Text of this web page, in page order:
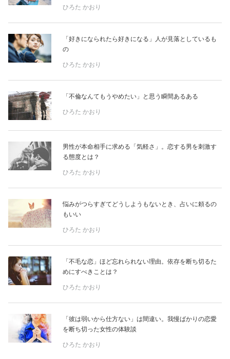
ひろた かおり
「好きになられたら好きになる」人が見落としているも
の
ひろた かおり
「不倫なんてもうやめたい」と思う瞬間あるある
ひろた かおり
男性が本命相手に求める「気軽さ」。恋する男を刺激す
る態度とは？
ひろた かおり
悩みがつらすぎてどうしようもないとき、占いに頼るの
もいい
ひろた かおり
「不毛な恋」ほど忘れられない理由。依存を断ち切るた
めにすべきことは？
ひろた かおり
「彼は弱いから仕方ない」は間違い。我慢ばかりの恋愛
を断ち切った女性の体験談
ひろた かおり